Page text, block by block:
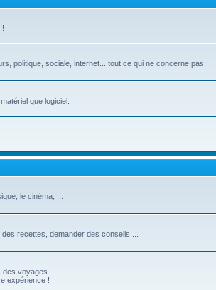
politique, sociale, internet... tout ce qui ne concerne pas
que logiciel.
le cinéma, ...
recettes, demander des conseils,...
voyages.
expérience !